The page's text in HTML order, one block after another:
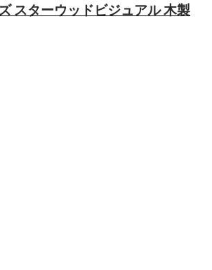
スターウッドビジュアル 木製